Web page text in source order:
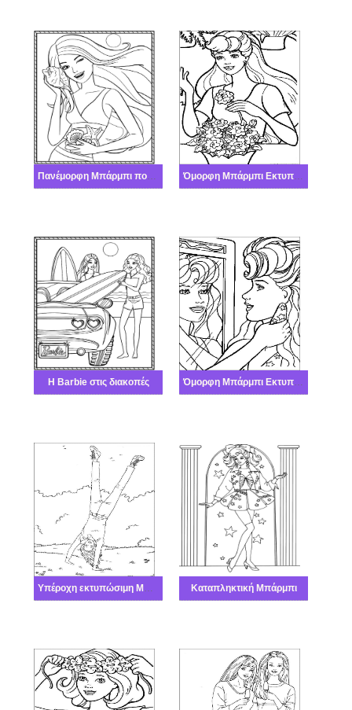
Πανέμορφη Μπάρμπι πολύ καλά Όμορφη Μπάρμπι Εκτυπώσιμη
Η Barbie στις διακοπές Όμορφη Μπάρμπι Εκτυπώσιμη χαριτωμένος
Υπέροχη εκτυπώσιμη Μπάρμπι Καταπληκτική Μπάρμπι